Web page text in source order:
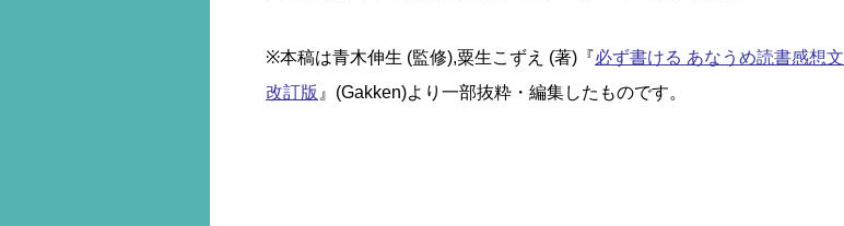
※本稿は青木伸生 (監修),粟生こずえ (著)『必ず書ける あなうめ読書感想文
改訂版 』(Gakken)より一部抜粋・編集したものです。